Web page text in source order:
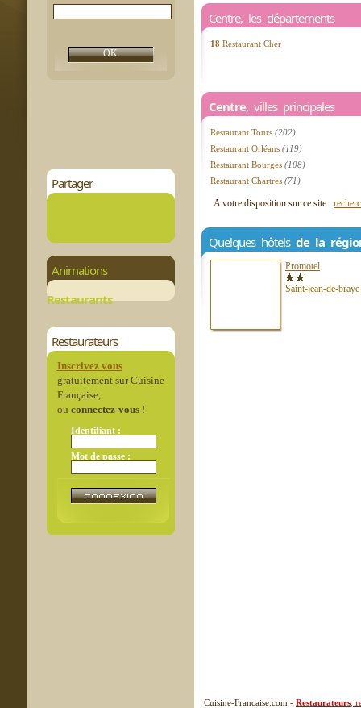
Partager
Animations
Restaurants
Restaurateurs
Inscrivez vous
gratuitement sur Cuisine
Française,
ou connectez-vous!
Identifiant :
Mot de passe :
Centre, les départements
18 Restaurant Cher
Centre, villes principales
Restaurant Tours (202)
Restaurant Orléans (119)
Restaurant Bourges (108)
Restaurant Chartres (71)
A votre disposition sur ce site :
Quelques hôtels de la
Promotel
Saint-jean-de-braye
Cuisine-Francaise.com - Restaurateurs ,